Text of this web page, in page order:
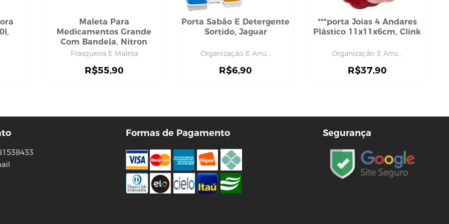
Maleta Para
Medicamentos Grande
Com Bandeja, Nitron
Frasqueira E Maleta
R$55,90
Porta Sabão E Detergente
Sortido, Jaguar
Organização E Arru...
R$6,90
***porta Joias 4 Andares
Plástico 11x11x6cm, Clink
Organização E Arru...
R$37,90
Formas de Pagamento Segurança